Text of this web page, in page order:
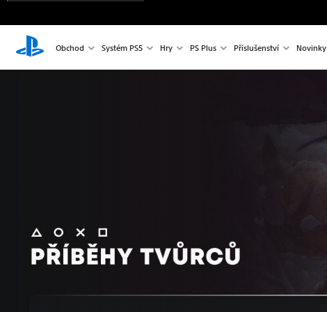
Obchod Systém PS5 Hry PS Plus Příslušenství Novinky